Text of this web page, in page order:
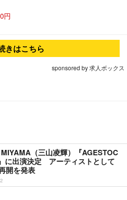
円
きはこちら
sponsored by 求人ボックス
（三山凌輝）『AGESTOC
に出演決定 アーティストとして
開を発表